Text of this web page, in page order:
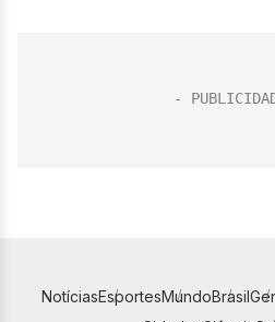
NotíciasEsportesMundoBrasil